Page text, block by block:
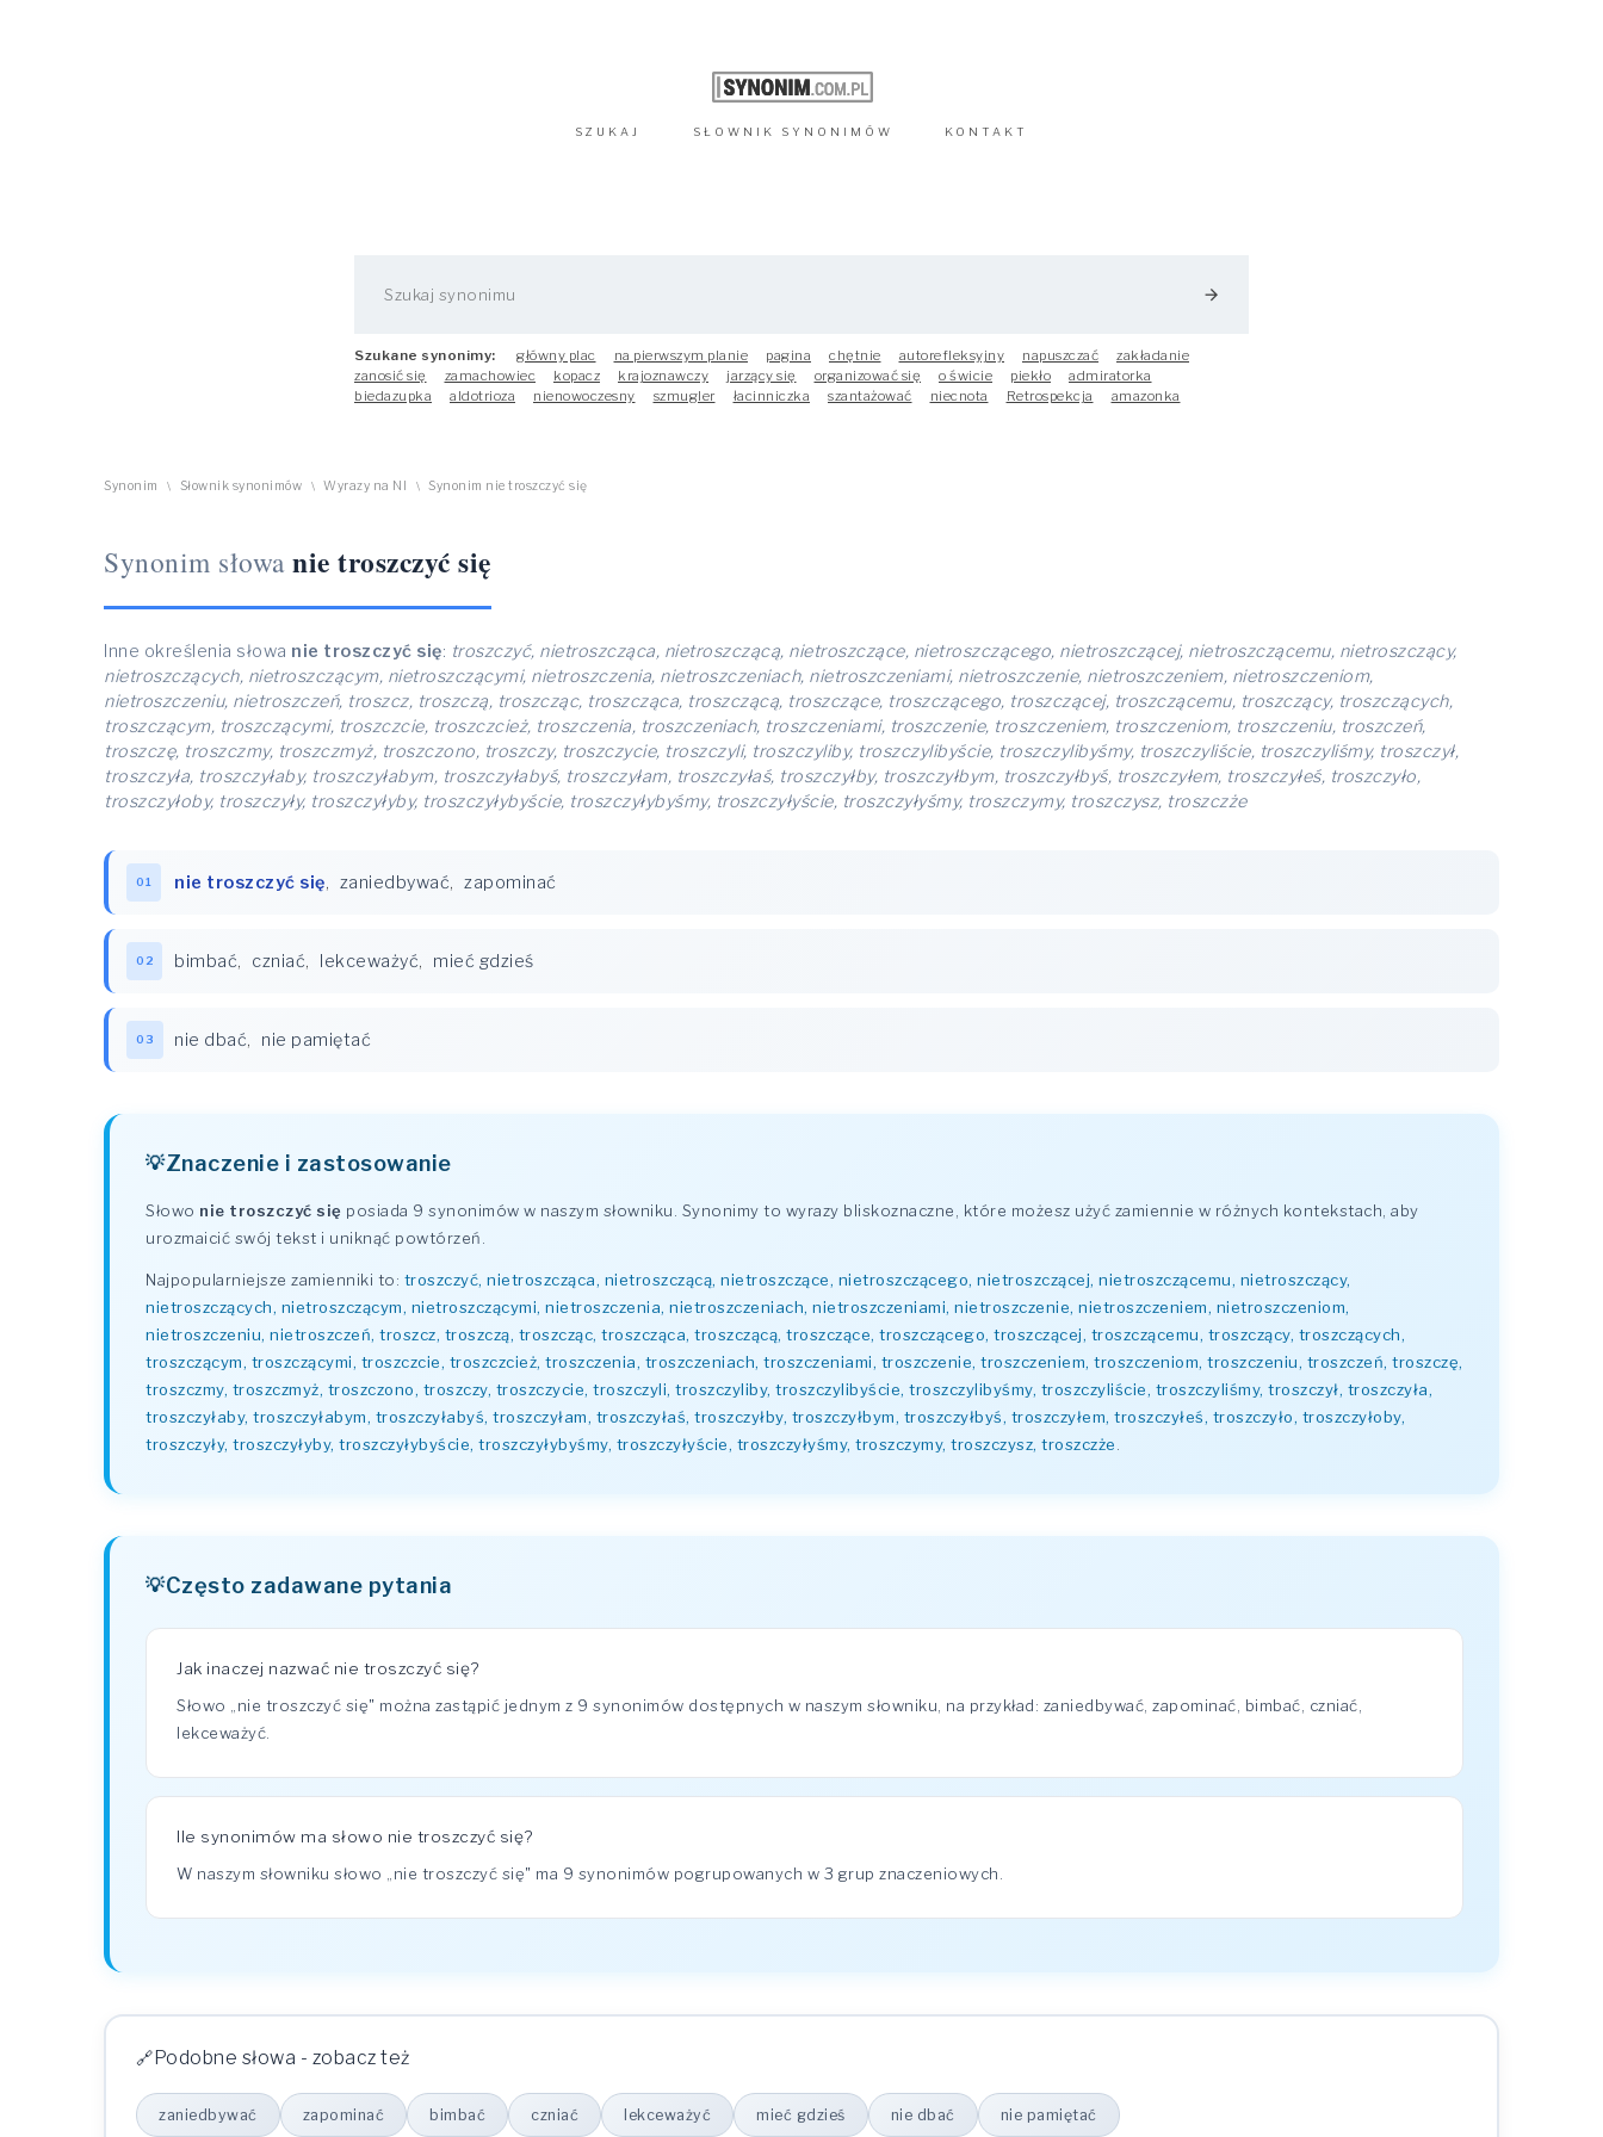
SZUKAJ SŁOWNIK SYNONIMÓW KONTAKT
arrow_forward
Szukane synonimy: główny plac na pierwszym planie pagina chętnie autorefleksyjny napuszczać
zakładanie
zanosić się
zamachowiec kopacz krajoznawczy jarzący się organizować się o świcie piekło
admiratorka
biedazupka
aldotrioza nienowoczesny szmugler łacinniczka szantażować niecnota Retrospekcja amazonka
Synonim \ Słownik synonimów \ Wyrazy na NI \ Synonim nie troszczyć się
Synonim słowa nie troszczyć się
Inne określenia słowa nie troszczyć się: troszczyć, nietroszcząca, nietroszczącą, nietroszczące, nietroszczącego, nietroszczącej, nietroszczącemu, nietroszczący,
nietroszczących, nietroszczącym, nietroszczącymi, nietroszczenia, nietroszczeniach, nietroszczeniami, nietroszczenie, nietroszczeniem, nietroszczeniom,
nietroszczeniu, nietroszczeń, troszcz, troszczą, troszcząc, troszcząca, troszczącą, troszczące, troszczącego, troszczącej, troszczącemu, troszczący, troszczących,
troszczącym, troszczącymi, troszczcie, troszczcież, troszczenia, troszczeniach, troszczeniami, troszczenie, troszczeniem, troszczeniom, troszczeniu, troszczeń,
troszczę, troszczmy, troszczmyż, troszczono, troszczy, troszczycie, troszczyli, troszczyliby, troszczylibyście, troszczylibyśmy, troszczyliście, troszczyliśmy, troszczył,
troszczyła, troszczyłaby, troszczyłabym, troszczyłabyś, troszczyłam, troszczyłaś, troszczyłby, troszczyłbym, troszczyłbyś, troszczyłem, troszczyłeś, troszczyło,
troszczyłoby, troszczyły, troszczyłyby, troszczyłybyście, troszczyłybyśmy, troszczyłyście, troszczyłyśmy, troszczymy, troszczysz, troszczże
01 nie troszczyć się, zaniedbywać, zapominać
02 bimbać, czniać, lekceważyć, mieć gdzieś
03 nie dbać, nie pamiętać
Znaczenie i zastosowanie
Słowo nie troszczyć się posiada 9 synonimów w naszym słowniku. Synonimy to wyrazy bliskoznaczne, które możesz użyć zamiennie w różnych kontekstach, aby
urozmaicić swój tekst i uniknąć powtórzeń.
Najpopularniejsze zamienniki to: troszczyć, nietroszcząca, nietroszczącą, nietroszczące, nietroszczącego, nietroszczącej, nietroszczącemu, nietroszczący,
nietroszczących, nietroszczącym, nietroszczącymi, nietroszczenia, nietroszczeniach, nietroszczeniami, nietroszczenie, nietroszczeniem, nietroszczeniom,
nietroszczeniu, nietroszczeń, troszcz, troszczą, troszcząc, troszcząca, troszczącą, troszczące, troszczącego, troszczącej, troszczącemu, troszczący, troszczących,
troszczącym, troszczącymi, troszczcie, troszczcież, troszczenia, troszczeniach, troszczeniami, troszczenie, troszczeniem, troszczeniom, troszczeniu, troszczeń, troszczę,
troszczmy, troszczmyż, troszczono, troszczy, troszczycie, troszczyli, troszczyliby, troszczylibyście, troszczylibyśmy, troszczyliście, troszczyliśmy, troszczył, troszczyła,
troszczyłaby, troszczyłabym, troszczyłabyś, troszczyłam, troszczyłaś, troszczyłby, troszczyłbym, troszczyłbyś, troszczyłem, troszczyłeś, troszczyło, troszczyłoby,
troszczyły, troszczyłyby, troszczyłybyście, troszczyłybyśmy, troszczyłyście, troszczyłyśmy, troszczymy, troszczysz, troszczże
Często zadawane pytania
Jak inaczej nazwać nie troszczyć się?
Słowo „nie troszczyć się" można zastąpić jednym z 9 synonimów dostępnych w naszym słowniku, na przykład: zaniedbywać, zapominać, bimbać, czniać,
lekceważyć.
Ile synonimów ma słowo nie troszczyć się?
W naszym słowniku słowo „nie troszczyć się" ma 9 synonimów pogrupowanych w 3 grup znaczeniowych.
Podobne słowa - zobacz też
zaniedbywać zapominać bimbać czniać lekceważyć mieć gdzieś nie dbać nie pamiętać